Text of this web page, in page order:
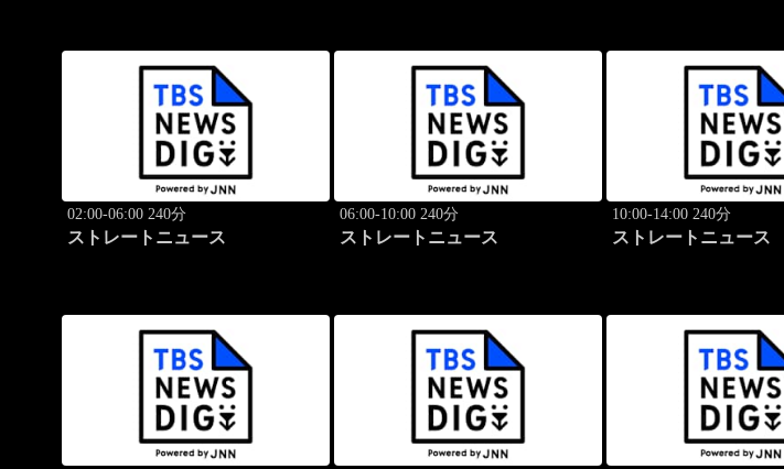
02:00-06:00 240分
ストレートニュース
06:00-10:00 240分
ストレートニュース
10:00-14:00 240分
ストレートニュース